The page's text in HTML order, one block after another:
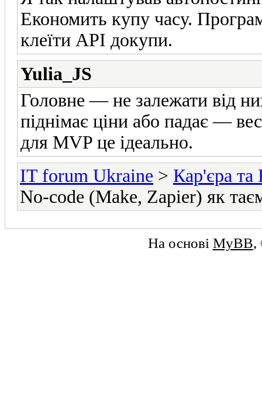
Економить купу часу.
клеїти API докупи.
Yulia_JS
Головне — не залежати від
піднімає ціни або падає —
для MVP це ідеально.
IT forum Ukraine > Кар'єра та
No-code (Make, Zapier) як
На основі MyBB,